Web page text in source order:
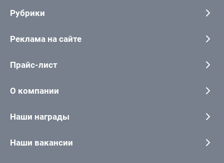
Рубрики
Реклама на сайте
Прайс-лист
О компании
Наши награды
Наши вакансии